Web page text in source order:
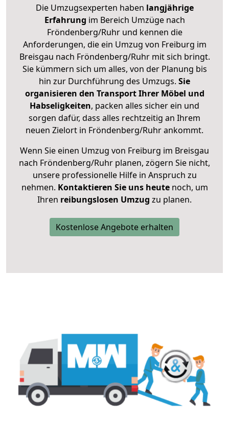
Die Umzugsexperten haben langjährige
Erfahrung im Bereich Umzüge nach
Fröndenberg/Ruhr und kennen die
Anforderungen, die ein Umzug von Freiburg im
Breisgau nach Fröndenberg/Ruhr mit sich bringt.
Sie kümmern sich um alles, von der Planung bis
hin zur Durchführung des Umzugs. Sie
organisieren den Transport Ihrer Möbel und
Habseligkeiten, packen alles sicher ein und
sorgen dafür, dass alles rechtzeitig an Ihrem
neuen Zielort in Fröndenberg/Ruhr ankommt.
Wenn Sie einen Umzug von Freiburg im Breisgau
nach Fröndenberg/Ruhr planen, zögern Sie nicht,
unsere professionelle Hilfe in Anspruch zu
nehmen. Kontaktieren Sie uns heutenoch, um
Ihren reibungslosen Umzug zu planen.
Kostenlose Angebote erhalten